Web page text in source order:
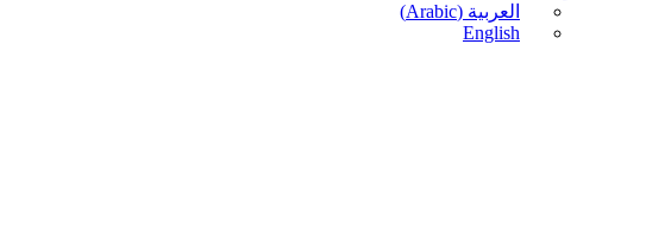
العربية (
Arabic
)
English